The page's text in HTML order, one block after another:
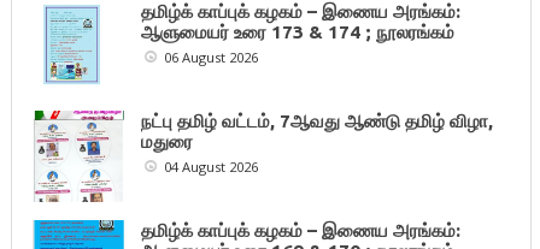
தமிழ்க் காப்புக் கழகம் – இணைய அரங்கம்:
ஆளுமையர் உரை 173 & 174 ; நூலரங்கம்
06 August 2026
நட்பு தமிழ் வட்டம், 7ஆவது ஆண்டு தமிழ் விழா,
மதுரை
04 August 2026
தமிழ்க் காப்புக் கழகம் – இணைய அரங்கம்: